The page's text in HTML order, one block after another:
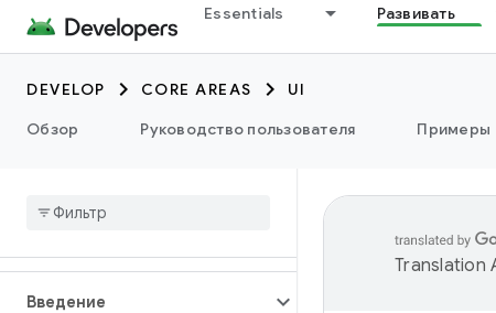
Essentials Развивать
DEVELOP CORE AREAS
UI
Обзор
Руководство пользователя Примеры
Введение
Translation